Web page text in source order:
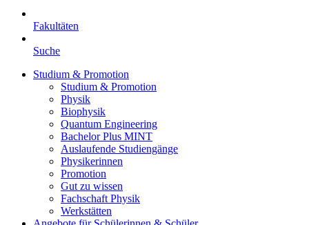
Fakultäten
Suche
Studium & Promotion
Studium & Promotion
Physik
Biophysik
Quantum Engineering
Bachelor Plus MINT
Auslaufende Studiengänge
Physikerinnen
Promotion
Gut zu wissen
Fachschaft Physik
Werkstätten